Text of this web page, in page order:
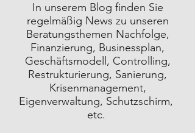
In unserem Blog finden Sie
regelmäßig News zu unseren
Beratungsthemen Nachfolge,
Finanzierung, Businessplan,
Geschäftsmodell, Controlling,
Restrukturierung, Sanierung,
Krisenmanagement,
Eigenverwaltung, Schutzschirm,
etc.